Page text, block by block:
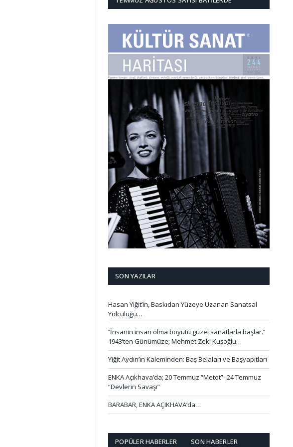
SON YAZILAR
Hasan Yiğit’in, Baskıdan Yüzeye Uzanan Sanatsal
Yolculuğu…
‘’İnsanın insan olma boyutu güzel sanatlarla başlar.’’
1943’ten Günümüze; Mehmet Zeki Kuşoğlu…
Yiğit Aydın’ın Kaleminden: Baş Belaları ve Başyapıtları
ENKA Açıkhava’da; 20 Temmuz “Metot”- 24 Temmuz
“Devlerin Savaşı”
BARABAR, ENKA AÇIKHAVA’da…
POPÜLER HABERLER SON HABERLER